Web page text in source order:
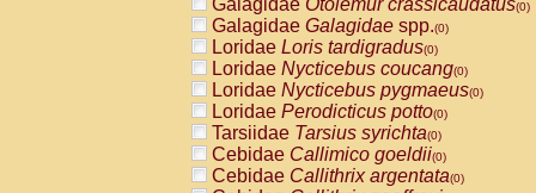
Galagidae Otolemur crassicaudatus(0)
Galagidae Galagidae spp.(0)
Loridae Loris tardigradus(0)
Loridae Nycticebus coucang(0)
Loridae Nycticebus pygmaeus(0)
Loridae Perodicticus potto(0)
Tarsiidae Tarsius syrichta(0)
Cebidae Callimico goeldii(0)
Cebidae Callithrix argentata(0)